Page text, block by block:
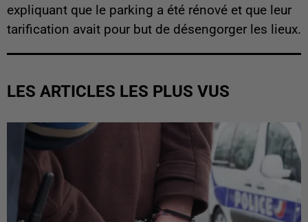
expliquant que le parking a été rénové et que leur
tarification avait pour but de désengorger les lieux.
LES ARTICLES LES PLUS VUS